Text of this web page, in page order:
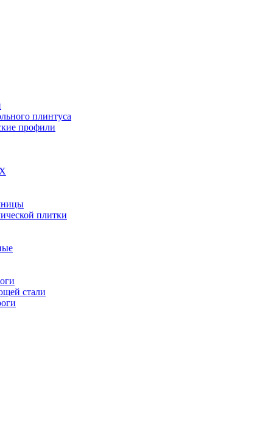
плинтуса
профили
плитки
стали